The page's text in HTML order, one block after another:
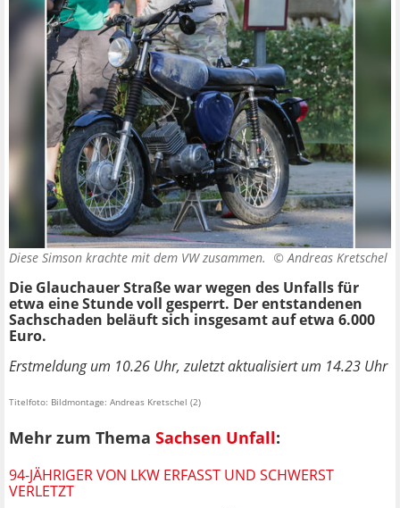
Diese Simson krachte mit dem VW zusammen. ©Andreas Kretschel
Die Glauchauer Straße war wegen des Unfalls für
etwa eine Stunde voll gesperrt. Der entstandenen
Sachschaden beläuft sich insgesamt auf etwa 6.000
Euro.
Erstmeldung um 10.26 Uhr, zuletzt aktualisiert um 14.23 Uhr
Titelfoto: Bildmontage: Andreas Kretschel (2)
Mehr zum Thema Sachsen Unfall:
94-JÄHRIGER VON LKW ERFASST UND SCHWERST
VERLETZT